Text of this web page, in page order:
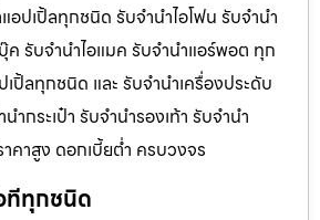
อปเปิ้ลทุกชนิด รับจำนำไอโฟน รับจำนำ
ค รับจำนำไอแมค รับจำนำแอร์พอต ทุก
ปิ้ลทุกชนิด และ รับจำนำเครื่องประดับ
ำกระเป๋า รับจำนำรองเท้า รับจำนำ
คาสูง ดอกเบี้ยต่ำ ครบวงจร
ทีทุกชนิด